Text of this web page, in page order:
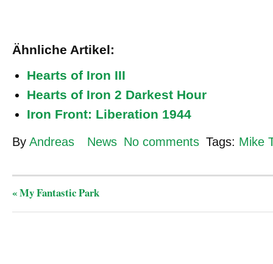
Ähnliche Artikel:
Hearts of Iron III
Hearts of Iron 2 Darkest Hour
Iron Front: Liberation 1944
By Andreas News No comments Tags: Mike
«My Fantastic Park